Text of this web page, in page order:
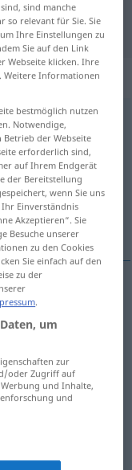
antippen)
erfahren,
sind manche
so relevant für Sie. Sie
Ihre Einstellungen zu
Sie auf den Link
Webseite klicken. Ihre
Weitere Informationen
bestmöglich nutzen
Notwendige,
der Webseite
erforderlich sind,
auf Ihrem Endgerät
der Bereitstellung
wenn Sie uns
Einverständnis
Akzeptieren“. Sie
Besuche unserer
zu den Cookies
Sie einfach auf den
zu der
.
um
zur
oder Zugriff auf
und Inhalte,
und